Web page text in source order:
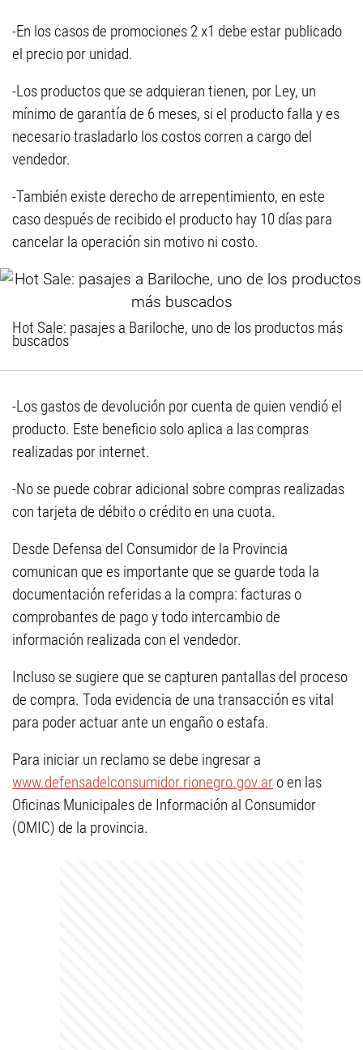
-En los casos de promociones 2 x1 debe estar publicado
el precio por unidad.
-Los productos que se adquieran tienen, por Ley, un
mínimo de garantía de 6 meses, si el producto falla y es
necesario trasladarlo los costos corren a cargo del
vendedor.
-También existe derecho de arrepentimiento, en este
caso después de recibido el producto hay 10 días para
cancelar la operación sin motivo ni costo.
Hot Sale: pasajes a Bariloche, uno de los productos más
buscados
-Los gastos de devolución por cuenta de quien vendió el
producto. Este beneficio solo aplica a las compras
realizadas por internet.
-No se puede cobrar adicional sobre compras realizadas
con tarjeta de débito o crédito en una cuota.
Desde Defensa del Consumidor de la Provincia
comunican que es importante que se guarde toda la
documentación referidas a la compra: facturas o
comprobantes de pago y todo intercambio de
información realizada con el vendedor.
Incluso se sugiere que se capturen pantallas del proceso
de compra. Toda evidencia de una transacción es vital
para poder actuar ante un engaño o estafa.
Para iniciar un reclamo se debe ingresar a
www.defensadelconsumidor.rionegro.gov.ar o en las
Oficinas Municipales de Información al Consumidor
(OMIC) de la provincia.